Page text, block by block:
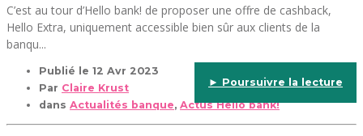
C’est au tour d’Hello bank! de proposer une offre de cashback,
Hello Extra, uniquement accessible bien sûr aux clients de la
banqu...
Publié le 12 Avr 2023
Par Claire Krust
dans Actualités banque, Actus Hello bank!
► Poursuivre la lecture